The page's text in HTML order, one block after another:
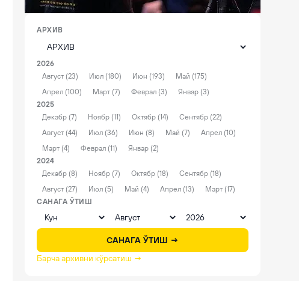
АРХИВ
2026
Август (23)
Июл (180) Июн (193)
Май (175)
Апрел (100)
Март (7) Феврал (3)
Январ (3)
2025
Декабр (7)
Ноябр (11) Октябр (14)
Сентябр (22)
Август (44)
Июл (36) Июн (8) Май (7)
Апрел (10)
Март (4)
Феврал (11)
Январ (2)
2024
Декабр (8)
Ноябр (7) Октябр (18)
Сентябр (18)
Август (27)
Июл (5) Май (4) Апрел (13)
Март (17)
САНАГА ЎТИШ
САНАГА ЎТИШ →
Барча архивни кўрсатиш →